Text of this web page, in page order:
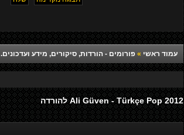
עמוד ראשי » פורומים - הורדות, סיקורים, מידע ועדכונים.
Ali Güven - Türkçe Pop 2012 להורדה